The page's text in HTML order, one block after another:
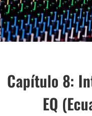
Capítulo 8:
EQ